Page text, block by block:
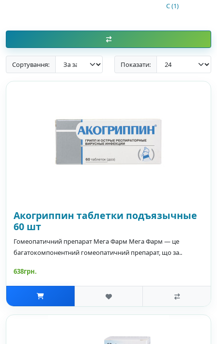
С (1)
Сортування: Показати:
Акогриппин таблетки подъязычные
60 шт
Гомеопатичний препарат Мега Фарм Мега Фарм — це
багатокомпонентний гомеопатичний препарат, що за..
638грн.